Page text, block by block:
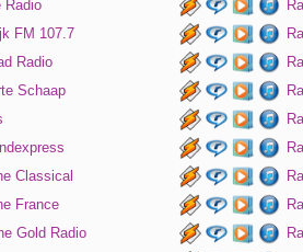
Radio
FM 107.7
Radio
Schaap
Classical
France
Gold Radio